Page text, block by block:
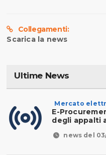
Collegamenti:
Scarica la news
Ultime News
Mercato
E-
degli appalti
news del